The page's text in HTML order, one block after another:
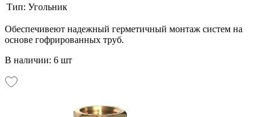
Тип: Угольник
Обеспечивеют надежный герметичный монтаж систем на
основе гофрированных труб.
В наличии: 6 шт